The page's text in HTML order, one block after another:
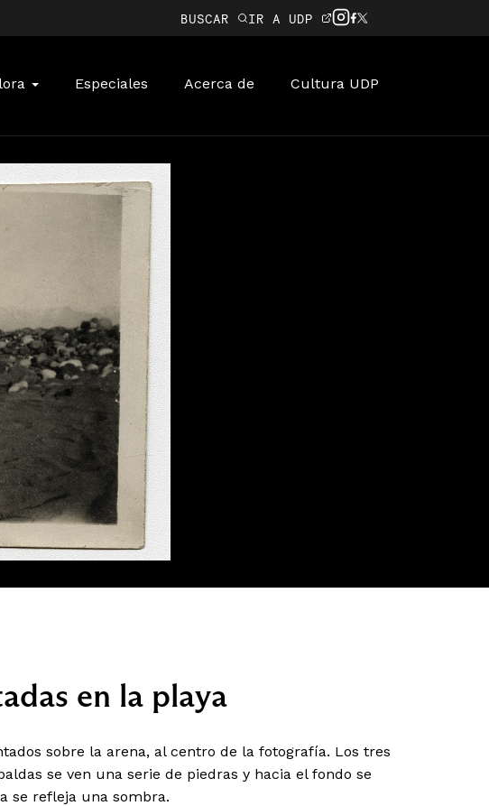
BUSCAR IR A UDP
Especiales Acerca de Cultura UDP
en la playa
sobre la arena, al centro de la fotografía. Los tres
se ven una serie de piedras y hacia el fondo se
se refleja una sombra.